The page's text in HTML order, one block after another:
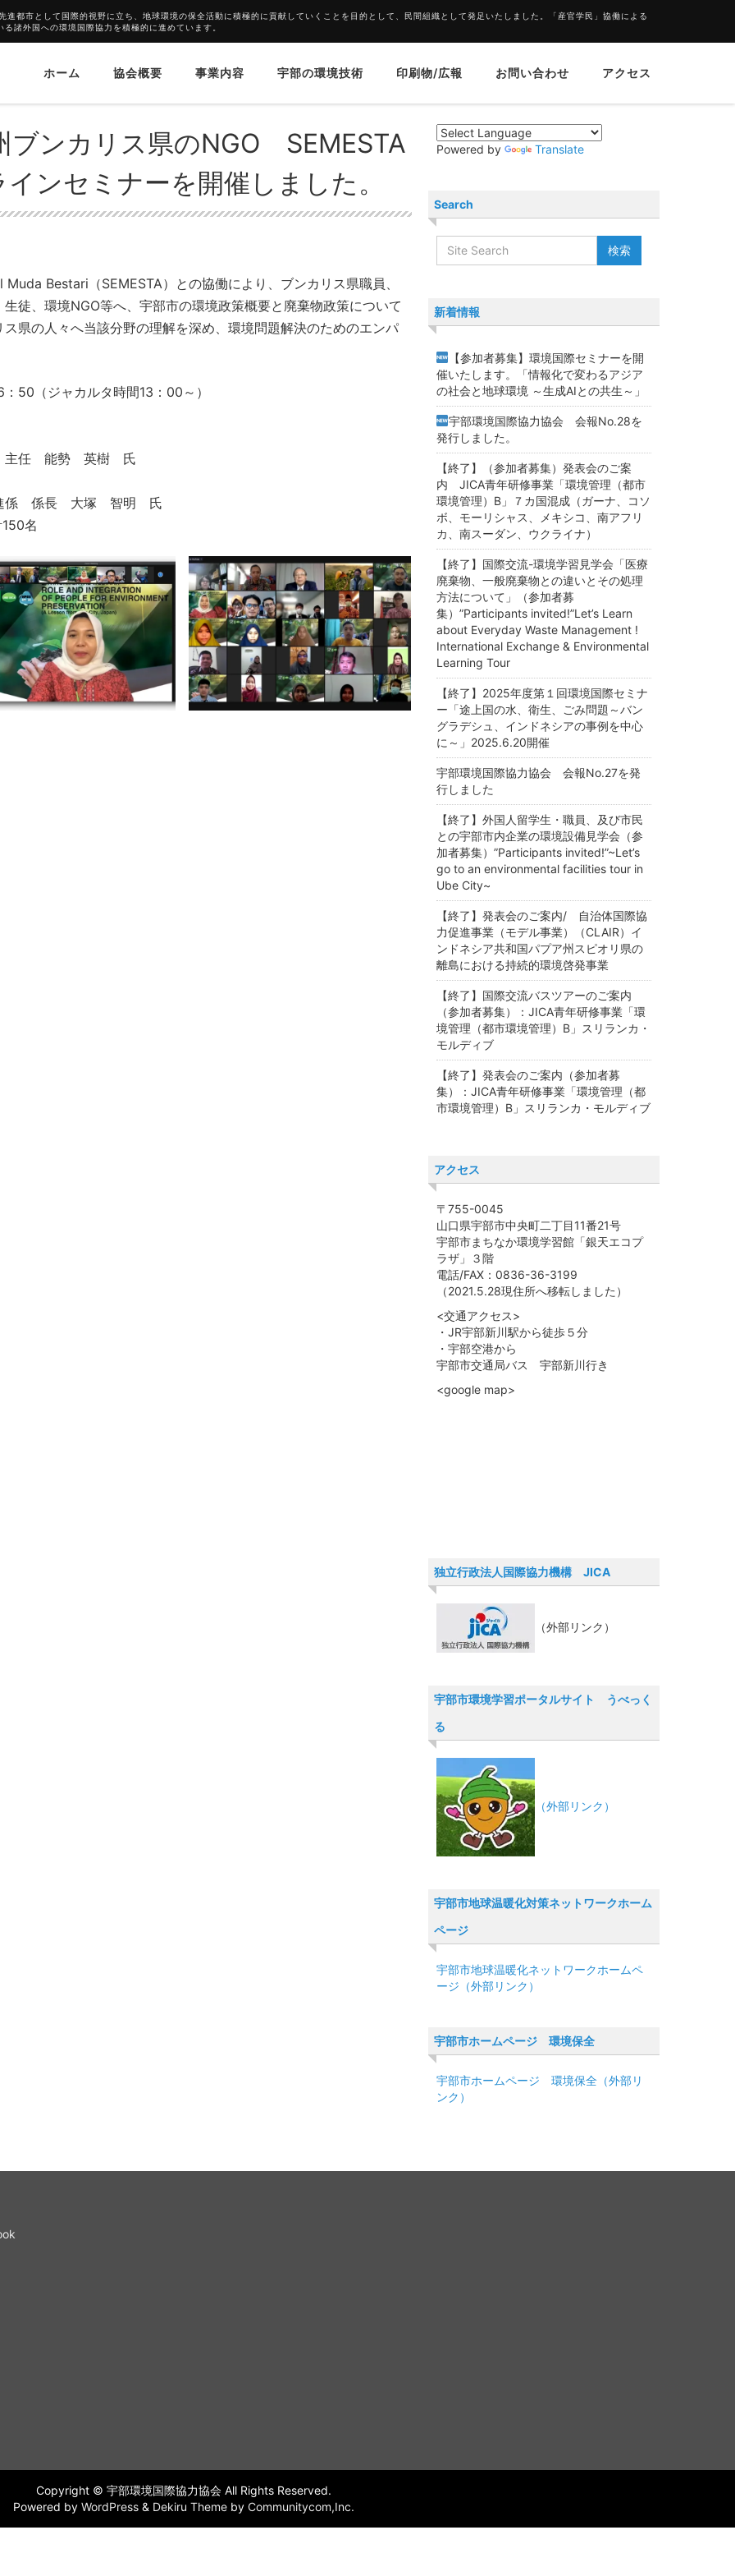
都市として国際的視野に立ち、地球環境の保全活動に積極的に貢献していくことを目的として、民間組織として発足いたしました。「産官学民」協働による
諸外国への環境国際協力を積極的に進めています。
ホーム 協会概要 事業内容 宇部の環境技術 印刷物/広報 お問い合わせ アクセス
県のNGO SEMESTAと協働で、第１回オンラインセミナーを開催しました。
ンカリス県のNGO SEMESTA
ンセミナーを開催しました。
Bestari（SEMESTA）との協働により、ブンカリス県職員、
徒、環境NGO等へ、宇部市の環境政策概要と廃棄物政策について
県の人々へ当該分野の理解を深め、環境問題解決のためのエンパ
50（ジャカルタ時間13：00～）
主任 能勢 英樹 氏
係 係長 大塚 智明 氏
名
Powered by Translate
Search
新着情報
【参加者募集】環境国際セミナーを開
催いたします。「情報化で変わるアジア
の社会と地球環境 ～生成AIとの共生～」
宇部環境国際協力協会 会報No.28を
発行しました。
【終了】（参加者募集）発表会のご案
内 JICA青年研修事業「環境管理（都市
環境管理）B」７カ国混成（ガーナ、コソ
ボ、モーリシャス、メキシコ、南アフリ
カ、南スーダン、ウクライナ）
【終了】国際交流-環境学習見学会「医療
廃棄物、一般廃棄物との違いとその処理
方法について」（参加者募
集）”Participants invited!”Let’s Learn
about Everyday Waste Management !
International Exchange & Environmental
Learning Tour
【終了】2025年度第１回環境国際セミナ
ー「途上国の水、衛生、ごみ問題～バン
グラデシュ、インドネシアの事例を中心
に～」2025.6.20開催
宇部環境国際協力協会 会報No.27を発
行しました
【終了】外国人留学生・職員、及び市民
との宇部市内企業の環境設備見学会（参
加者募集）”Participants invited!”~Let’s
go to an environmental facilities tour in
Ube City~
【終了】発表会のご案内/ 自治体国際協
力促進事業（モデル事業）（CLAIR）イ
ンドネシア共和国パプア州スピオリ県の
離島における持続的環境啓発事業
【終了】国際交流バスツアーのご案内
（参加者募集）：JICA青年研修事業「環
境管理（都市環境管理）B」スリランカ・
モルディブ
【終了】発表会のご案内（参加者募
集）：JICA青年研修事業「環境管理（都
市環境管理）B」スリランカ・モルディブ
アクセス
〒755-0045
山口県宇部市中央町二丁目11番21号
宇部市まちなか環境学習館「銀天エコプ
ラザ」３階
電話/FAX：0836-36-3199
（2021.5.28現住所へ移転しました）
<交通アクセス>
・JR宇部新川駅から徒歩５分
・宇部空港から
宇部市交通局バス 宇部新川行き
<google map>
独立行政法人国際協力機構 JICA
（外部リンク）
宇部市環境学習ポータルサイト うべっく
る
（外部リンク）
宇部市地球温暖化対策ネットワークホーム
ページ
宇部市地球温暖化ネットワークホームペ
ージ（外部リンク）
宇部市ホームページ 環境保全
宇部市ホームページ 環境保全（外部リ
ンク）
Copyright © 宇部環境国際協力協会 All Rights Reserved.
Powered by WordPress & Dekiru Theme by Communitycom,Inc.